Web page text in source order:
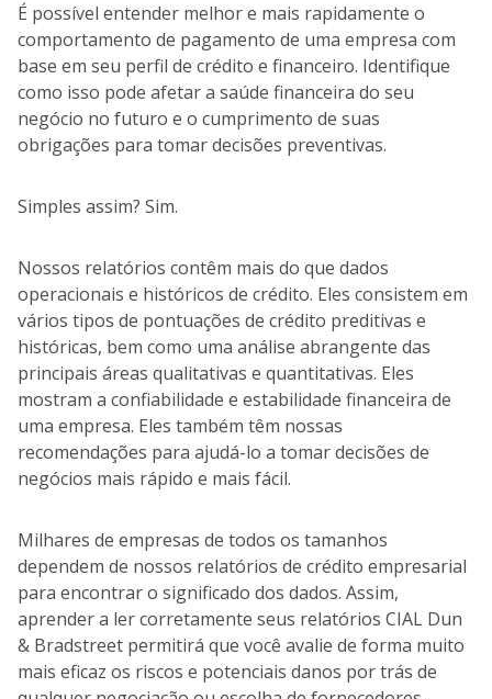
É possível entender melhor e mais rapidamente o
comportamento de pagamento de uma empresa com
base em seu perfil de crédito e financeiro. Identifique
como isso pode afetar a saúde financeira do seu
negócio no futuro e o cumprimento de suas
obrigações para tomar decisões preventivas.
Simples assim? Sim.
Nossos relatórios contêm mais do que dados
operacionais e históricos de crédito. Eles consistem em
vários tipos de pontuações de crédito preditivas e
históricas, bem como uma análise abrangente das
principais áreas qualitativas e quantitativas. Eles
mostram a confiabilidade e estabilidade financeira de
uma empresa. Eles também têm nossas
recomendações para ajudá-lo a tomar decisões de
negócios mais rápido e mais fácil.
Milhares de empresas de todos os tamanhos
dependem de nossos relatórios de crédito empresarial
para encontrar o significado dos dados. Assim,
aprender a ler corretamente seus relatórios CIAL Dun
& Bradstreet permitirá que você avalie de forma muito
mais eficaz os riscos e potenciais danos por trás de